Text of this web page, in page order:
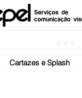
Cartazes e Splash